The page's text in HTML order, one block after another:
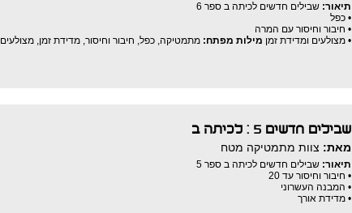
תיאור: שבילים חדשים לכיתה ב ספר 6
• כפל
• חיבור וחיסור עם המרה
• מצולעים ומדידת זמן מילות מפתח: מתמטיקה, כפל, חיבור וחיסור, מדידת זמן, מצולעים
שבילים חדשים 5 : לכיתה ב
מאת: צוות מתמטיקה מטח
תיאור: שבילים חדשים לכיתה ב ספר 5
• חיבור וחיסור עד 20
• המבנה העשרוני
• מדידת אורך